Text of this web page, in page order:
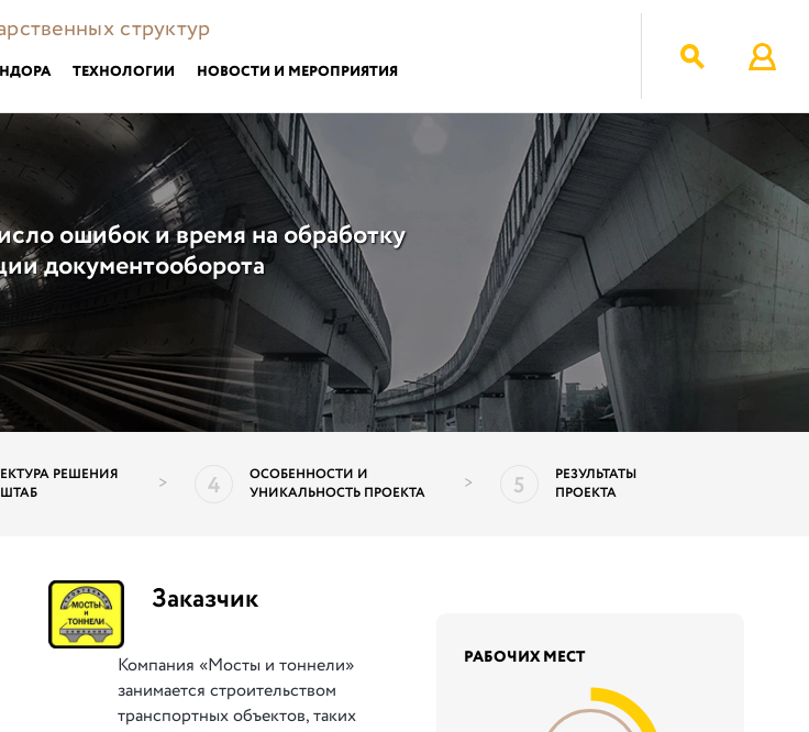
структур
ТЕХНОЛОГИИ НОВОСТИ И МЕРОПРИЯТИЯ
ошибок и время на обработку
документооборота
РЕШЕНИЯ
> 4
ОСОБЕННОСТИ И
УНИКАЛЬНОСТЬ ПРОЕКТА
> 5
РЕЗУЛЬТАТЫ
ПРОЕКТА
Заказчик
Компания «Мосты и тоннели»
занимается строительством
транспортных объектов, таких
РАБОЧИХ МЕСТ